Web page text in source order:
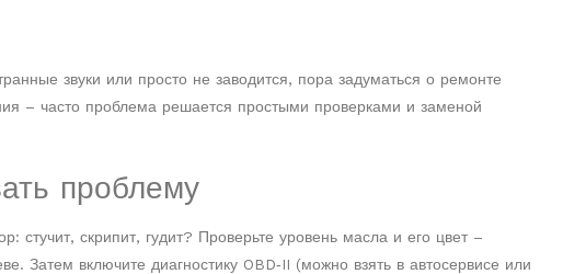
звуки или просто не заводится, пора задуматься о ремонте
– часто проблема решается простыми проверками и заменой
проблему
скрипит, гудит? Проверьте уровень масла и его цвет –
Затем включите диагностику OBD‑II (можно взять в автосервисе или